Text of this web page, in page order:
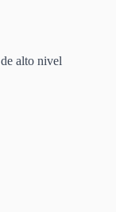
alto nivel